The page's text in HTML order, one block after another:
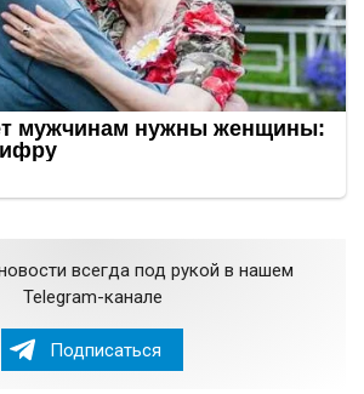
всегда под рукой в нашем
Telegram-канале
Подписаться